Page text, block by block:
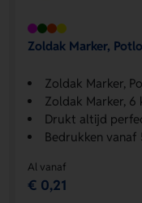
Zoldak Marker,
Zoldak Marker,
Zoldak Marker, 6
Drukt altijd
Bedrukken
Al vanaf
€ 0,21